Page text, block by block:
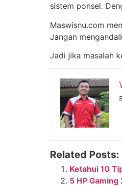
sistem ponsel.
Maswisnu.com
Jangan
Jadi jika masalah
Related Posts:
Ketahui 10
5 HP